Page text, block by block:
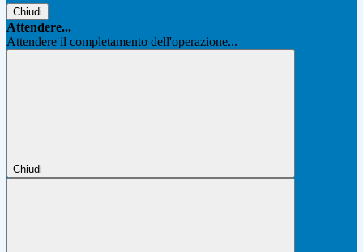
Chiudi
Attendere...
Attendere il completamento dell'operazione...
Chiudi